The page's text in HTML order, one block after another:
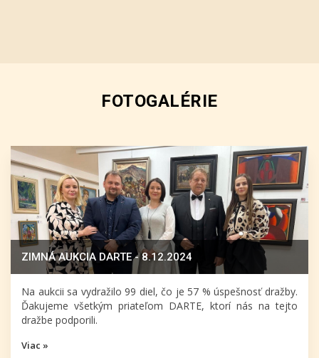
FOTOGALÉRIE
ZIMNÁ AUKCIA DARTE - 8.12.2024
Na aukcii sa vydražilo 99 diel, čo je 57 % úspešnosť dražby.
Ďakujeme všetkým priateľom DARTE, ktorí nás na tejto
dražbe podporili.
Viac »